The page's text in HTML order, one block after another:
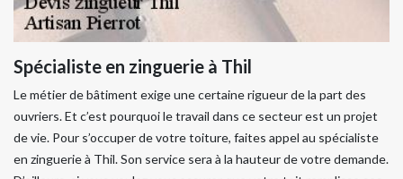
Spécialiste en zinguerie à Thil
Le métier de bâtiment exige une certaine rigueur de la part des
ouvriers. Et c’est pourquoi le travail dans ce secteur est un projet
de vie. Pour s’occuper de votre toiture, faites appel au spécialiste
en zinguerie à Thil. Son service sera à la hauteur de votre demande.